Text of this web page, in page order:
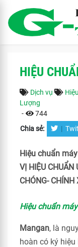
HIỆU
Dịch vụ
Lượng
-
744
Chia sẻ: |
Hiệu chuẩn
VỊ HIỆU CHUẨN
CHÓNG-
Hiệu chuẩn
Mangan, là
hoàn có ký hiệu